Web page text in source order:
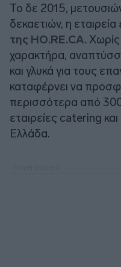
Το δε 2015,
δεκαετιών, η εταιρεία
της HO.RE.CA.Χωρίς
χαρακτήρα,
και γλυκά για τους
καταφέρνει να
περισσότερα από
εταιρείες catering
Ελλάδα.